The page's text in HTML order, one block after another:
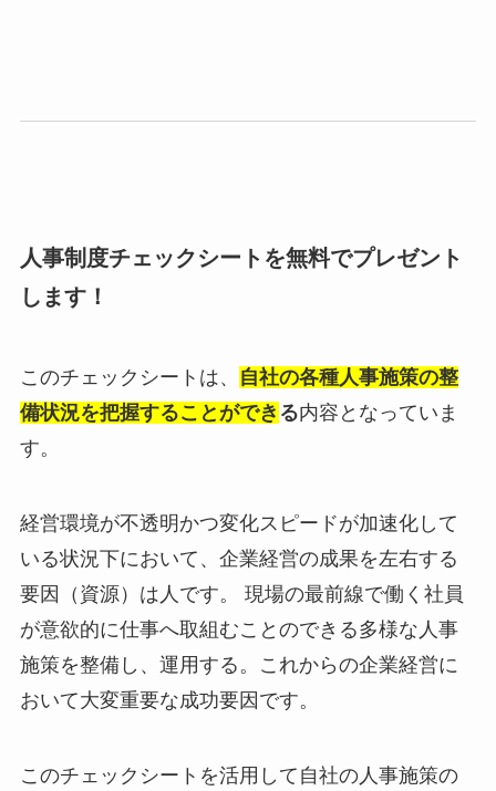
人事制度チェックシートを無料でプレゼント
します！
このチェックシートは、
自社の各種人事施策の整
備状況を把握することができ る内容となっていま
す。
経営環境が不透明かつ変化スピードが加速化して
いる状況下において、企業経営の成果を左右する
要因（資源）は人です。 現場の最前線で働く社員
が意欲的に仕事へ取組むことのできる多様な人事
施策を整備し、運用する。これからの企業経営に
おいて大変重要な成功要因です。
このチェックシートを活用して自社の人事施策の